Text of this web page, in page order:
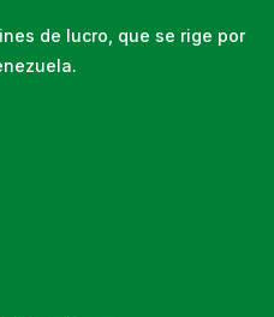
de lucro, que se rige por